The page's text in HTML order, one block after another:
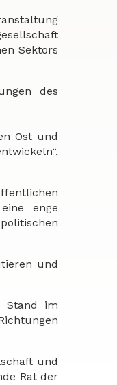
Sektors
des
Ost und
enge
und
Stand im
und
Rat der